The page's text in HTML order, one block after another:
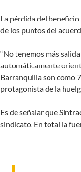
La pérdida del
de los puntos del
“No tenemos más
automáticamente
Barranquilla son como
protagonista de la
Es de señalar que
sindicato. En total la